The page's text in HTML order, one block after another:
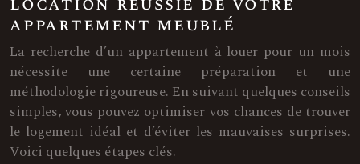
appartement meublé
La recherche d’un appartement à louer pour un mois
nécessite une certaine préparation et une
méthodologie rigoureuse. En suivant quelques conseils
simples, vous pouvez optimiser vos chances de trouver
le logement idéal et d’éviter les mauvaises surprises.
Voici quelques étapes clés.